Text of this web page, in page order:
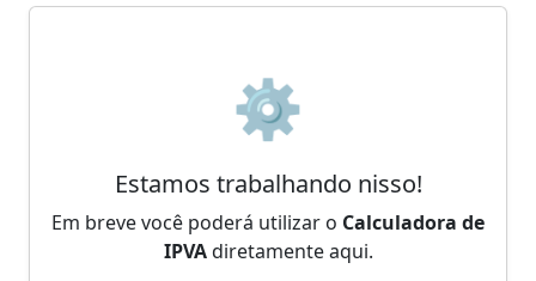
⚙️
Estamos trabalhando nisso!
Em breve você poderá utilizar o Calculadora de
IPVAdiretamente aqui.